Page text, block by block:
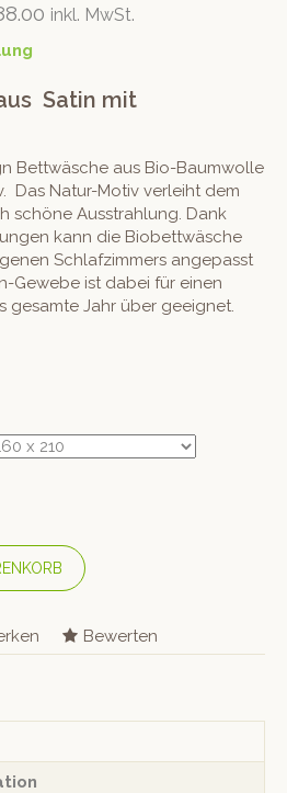
inkl. MwSt.
Satin mit
Bettwäsche aus Bio-Baumwolle
Das Natur-Motiv verleiht dem
schöne Ausstrahlung. Dank
kann die Biobettwäsche
Schlafzimmers angepasst
Gewebe ist dabei für einen
gesamte Jahr über geeignet.
Bewerten